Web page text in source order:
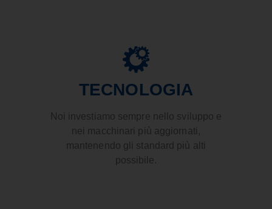
TECNOLOGIA
Noi investiamo sempre nello sviluppo e
nei macchinari più aggiornati,
mantenendo gli standard più alti
possibile.